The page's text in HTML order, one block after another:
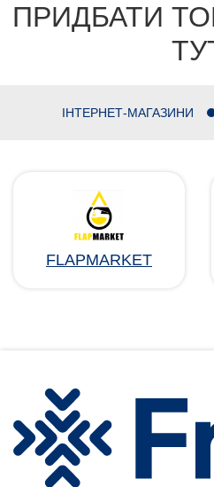
ПРИДБАТИ
ІНТЕРНЕТ-МАГАЗИНИ
FLAPMARKET